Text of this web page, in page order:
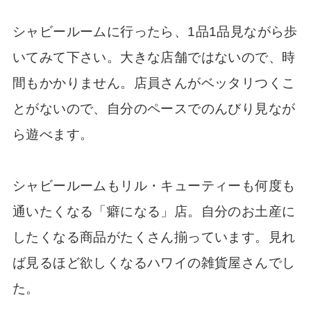
シャビールームに行ったら、1品1品見ながら歩
いてみて下さい。大きな店舗ではないので、時
間もかかりません。店員さんがベッタリつくこ
とがないので、自分のペースでのんびり見なが
ら遊べます。
シャビールームもリル・キューティーも何度も
通いたくなる「癖になる」店。自分のお土産に
したくなる商品がたくさん揃っています。見れ
ば見るほど欲しくなるハワイの雑貨屋さんでし
た。